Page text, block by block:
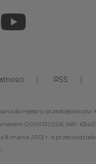
RSS
do rejestru
0000130206, NIP:
marca 2013 r. o